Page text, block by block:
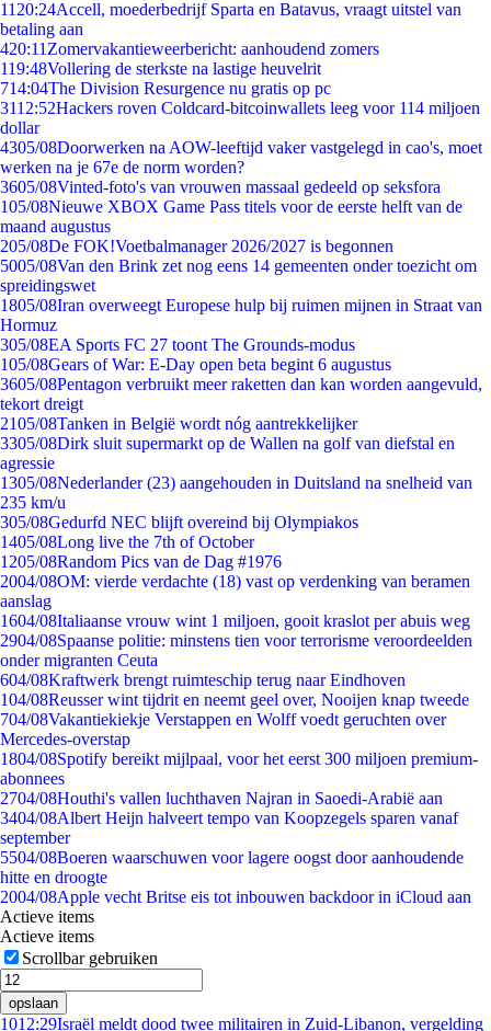
11 20:24Accell, moederbedrijf Sparta en Batavus, vraagt uitstel van
betaling aan
420:11 Zomervakantieweerbericht: aanhoudend zomers
119:48Vollering de sterkste na lastige heuvelrit
714:04The Division Resurgence nu gratis op pc
3112:52Hackers roven Coldcard-bitcoinwallets leeg voor 114 miljoen
dollar
4305/08Doorwerken na AOW-leeftijd vaker vastgelegd in cao's, moet
werken na je 67e de norm worden?
3605/08Vinted-foto's van vrouwen massaal gedeeld op seksfora
105/08Nieuwe XBOX Game Pass titels voor de eerste helft van de
maand augustus
205/08De FOK!Voetbalmanager 2026/2027 is begonnen
5005/08Van den Brink zet nog eens 14 gemeenten onder toezicht om
spreidingswet
1805/08Iran overweegt Europese hulp bij ruimen mijnen in Straat van
Hormuz
305/08EA Sports FC 27 toont The Grounds-modus
105/08Gears of War: E-Day open beta begint 6 augustus
3605/08Pentagon verbruikt meer raketten dan kan worden aangevuld,
tekort dreigt
2105/08Tanken in België wordt nóg aantrekkelijker
3305/08Dirk sluit supermarkt op de Wallen na golf van diefstal en
agressie
1305/08Nederlander (23) aangehouden in Duitsland na snelheid van
235 km/u
305/08Gedurfd NEC blijft overeind bij Olympiakos
1405/08Long live the 7th of October
1205/08Random Pics van de Dag #1976
2004/08OM: vierde verdachte (18) vast op verdenking van beramen
aanslag
1604/08Italiaanse vrouw wint 1 miljoen, gooit kraslot per abuis weg
2904/08Spaanse politie: minstens tien voor terrorisme veroordeelden
onder migranten Ceuta
604/08Kraftwerk brengt ruimteschip terug naar Eindhoven
104/08Reusser wint tijdrit en neemt geel over, Nooijen knap tweede
704/08Vakantiekiekje Verstappen en Wolff voedt geruchten over
Mercedes-overstap
1804/08Spotify bereikt mijlpaal, voor het eerst 300 miljoen premium-
abonnees
2704/08Houthi's vallen luchthaven Najran in Saoedi-Arabië aan
3404/08Albert Heijn halveert tempo van Koopzegels sparen vanaf
september
5504/08Boeren waarschuwen voor lagere oogst door aanhoudende
hitte en droogte
2004/08Apple vecht Britse eis tot inbouwen backdoor in iCloud aan
Actieve items
Actieve items
Scrollbar gebruiken
opslaan
1012:29Israël meldt dood twee militairen in Zuid-Libanon, vergelding